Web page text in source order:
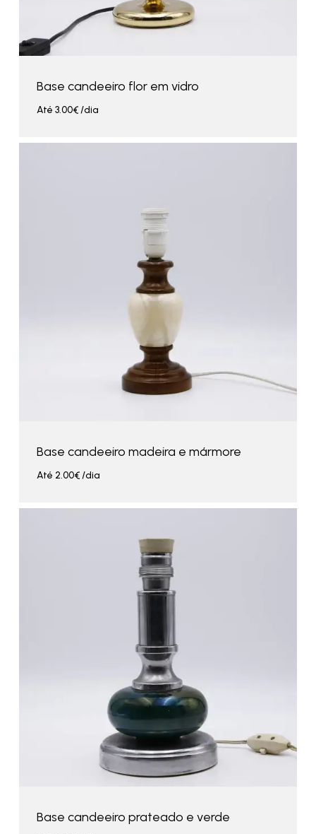
Base candeeiro flor em vidro
Até 3.00€/dia
Base candeeiro madeira e mármore
Até 2.00€/dia
Base candeeiro prateado e verde